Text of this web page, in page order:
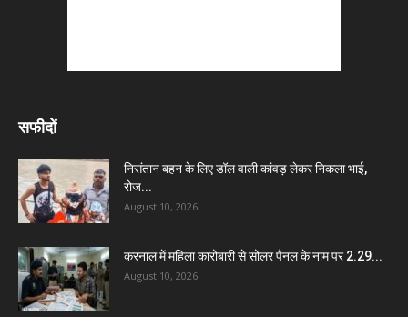
सफीदों
निसंतान बहन के लिए डॉल वाली कांवड़ लेकर निकला भाई,
रोज...
August 10, 2026
करनाल में महिला कारोबारी से सोलर पैनल के नाम पर 2.29...
August 10, 2026